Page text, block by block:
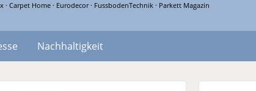
Carpet Home · Eurodecor · FussbodenTechnik · Parkett Magazin
Nachhaltigkeit